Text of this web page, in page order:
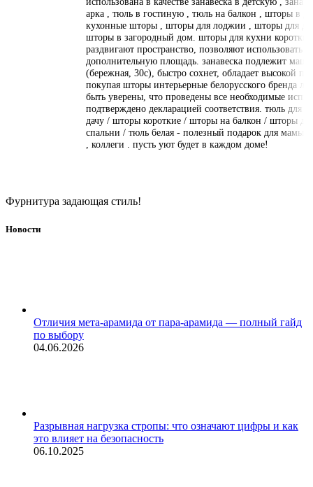
арка , тюль в гостиную , тюль на балкон , шторы в
кухонные шторы , шторы для лоджии , шторы для
шторы в загородный дом. шторы для кухни короткие
раздвигают пространство, позволяют использовать
дополнительную площадь. занавеска подлежит
(бережная, 30с), быстро сохнет, обладает высокой
покупая шторы интерьерные белорусского бренда
быть уверены, что проведены все необходимые
подтверждено декларацией соответствия. тюль для
дачу / шторы короткие / шторы на балкон / шторы
спальни / тюль белая - полезный подарок для мамы ,
, коллеги . пусть уют будет в каждом доме!
Фурнитура задающая стиль!
Новости
Отличия мета-арамида от пара-арамида — полный гайд
по выбору
04.06.2026
Разрывная нагрузка стропы: что означают цифры и как
это влияет на безопасность
06.10.2025